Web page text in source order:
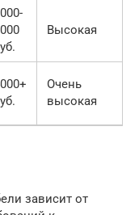
Высокая
Очень
высокая
зависит от